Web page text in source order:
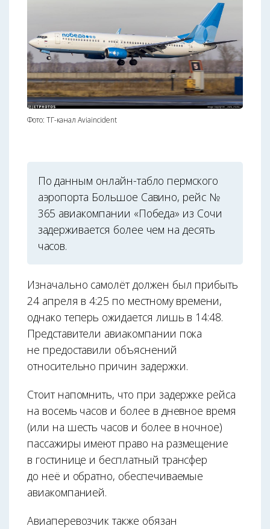
Фото: ТГ-канал Aviaincident
По данным онлайн-табло пермского
аэропорта Большое Савино, рейс №
365 авиакомпании «Победа» из Сочи
задерживается более чем на десять
часов.
Изначально самолёт должен был прибыть
24 апреля в 4:25 по местному времени,
однако теперь ожидается лишь в 14:48.
Представители авиакомпании пока
не предоставили объяснений
относительно причин задержки.
Стоит напомнить, что при задержке рейса
на восемь часов и более в дневное время
(или на шесть часов и более в ночное)
пассажиры имеют право на размещение
в гостинице и бесплатный трансфер
до неё и обратно, обеспечиваемые
авиакомпанией.
Авиаперевозчик также обязан